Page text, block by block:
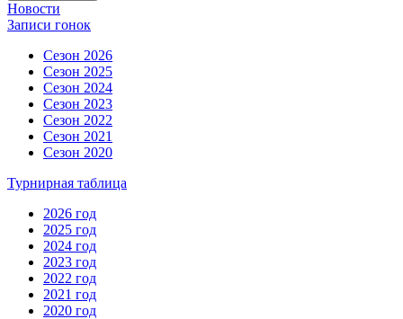
Новости
Записи гонок
Сезон 2026
Сезон 2025
Сезон 2024
Сезон 2023
Сезон 2022
Сезон 2021
Сезон 2020
Турнирная таблица
2026 год
2025 год
2024 год
2023 год
2022 год
2021 год
2020 год